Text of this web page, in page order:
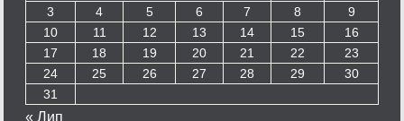
3
4 5 6 7 8
9
10
11 12 13 14 15
16
17
18 19 20 21 22
23
24
25 26 27 28 29
30
31
« Лип